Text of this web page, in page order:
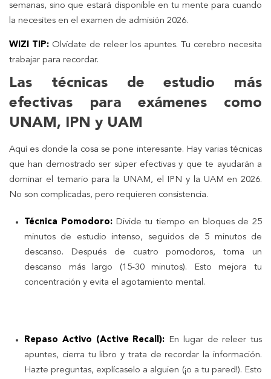
semanas, sino que estará disponible en tu mente para cuando
la necesites en el examen de admisión 2026.
WIZI TIP:Olvídate de releer los apuntes. Tu cerebro necesita
trabajar para recordar.
Las técnicas de estudio más
efectivas para exámenes como
UNAM, IPN y UAM
Aquí es donde la cosa se pone interesante. Hay varias técnicas
que han demostrado ser súper efectivas y que te ayudarán a
dominar el temario para la UNAM, el IPN y la UAM en 2026.
No son complicadas, pero requieren consistencia.
Técnica Pomodoro:Divide tu tiempo en bloques de 25
minutos de estudio intenso, seguidos de 5 minutos de
descanso. Después de cuatro pomodoros, toma un
descanso más largo (15-30 minutos). Esto mejora tu
concentración y evita el agotamiento mental.
Repaso Activo (Active Recall): En lugar de releer tus
apuntes, cierra tu libro y trata de recordar la información.
Hazte preguntas, explícaselo a alguien (¡o a tu pared!). Esto